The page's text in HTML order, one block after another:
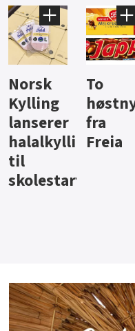
Knalltall
for Açai
Bowl
Aass vil
bli
i lite-